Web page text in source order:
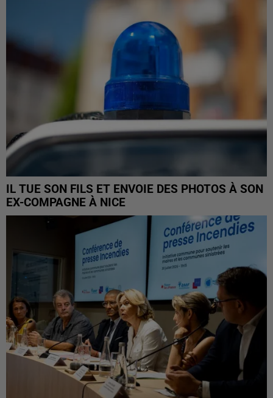
IL TUE SON FILS ET ENVOIE DES PHOTOS À SON
EX-COMPAGNE À NICE